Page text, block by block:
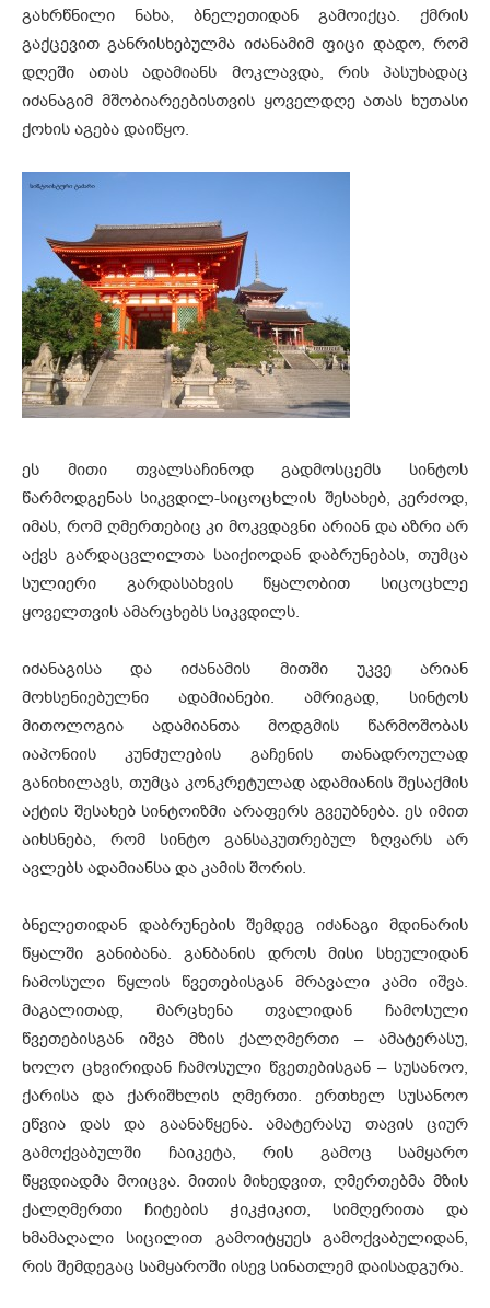
გახრწნილი ნახა, ბნელეთიდან გამოიქცა. ქმრის
გაქცევით განრისხებულმა იძანამიმ ფიცი დადო, რომ
დღეში ათას ადამიანს მოკლავდა, რის პასუხადაც
იძანაგიმ მშობიარეებისთვის ყოველდღე ათას ხუთასი
ქოხის აგება დაიწყო.
ეს მითი თვალსაჩინოდ გადმოსცემს სინტოს
წარმოდგენას სიკვდილ-სიცოცხლის შესახებ, კერძოდ,
იმას, რომ ღმერთებიც კი მოკვდავნი არიან და აზრი არ
აქვს გარდაცვლილთა საიქიოდან დაბრუნებას, თუმცა
სულიერი გარდასახვის წყალობით სიცოცხლე
ყოველთვის ამარცხებს სიკვდილს.
იძანაგისა და იძანამის მითში უკვე არიან
მოხსენიებულნი ადამიანები. ამრიგად, სინტოს
მითოლოგია ადამიანთა მოდგმის წარმოშობას
იაპონიის კუნძულების გაჩენის თანადროულად
განიხილავს, თუმცა კონკრეტულად ადამიანის შესაქმის
აქტის შესახებ სინტოიზმი არაფერს გვეუბნება. ეს იმით
აიხსნება, რომ სინტო განსაკუთრებულ ზღვარს არ
ავლებს ადამიანსა და კამის შორის.
ბნელეთიდან დაბრუნების შემდეგ იძანაგი მდინარის
წყალში განიბანა. განბანის დროს მისი სხეულიდან
ჩამოსული წყლის წვეთებისგან მრავალი კამი იშვა.
მაგალითად, მარცხენა თვალიდან ჩამოსული
წვეთებისგან იშვა მზის ქალღმერთი – ამატერასუ,
ხოლო ცხვირიდან ჩამოსული წვეთებისგან – სუსანოო,
ქარისა და ქარიშხლის ღმერთი. ერთხელ სუსანოო
ეწვია დას და გაანაწყენა. ამატერასუ თავის ციურ
გამოქვაბულში ჩაიკეტა, რის გამოც სამყარო
წყვდიადმა მოიცვა. მითის მიხედვით, ღმერთებმა მზის
ქალღმერთი ჩიტების ჭიკჭიკით, სიმღერითა და
ხმამაღალი სიცილით გამოიტყუეს გამოქვაბულიდან,
რის შემდეგაც სამყაროში ისევ სინათლემ დაისადგურა.